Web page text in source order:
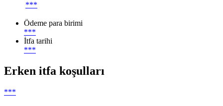
***
Ödeme para birimi
***
İtfa tarihi
***
Erken itfa koşulları
***